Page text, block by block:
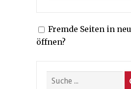
Fremde Seiten in
öffnen?